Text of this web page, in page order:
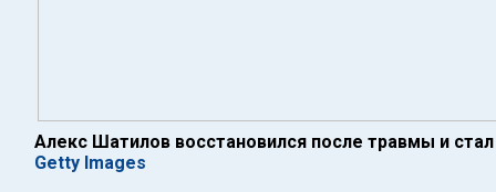
Алекс Шатилов восстановился после травмы и
Getty Images